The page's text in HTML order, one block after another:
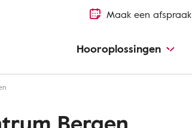
Maak een afspraak
Hooroplossingen